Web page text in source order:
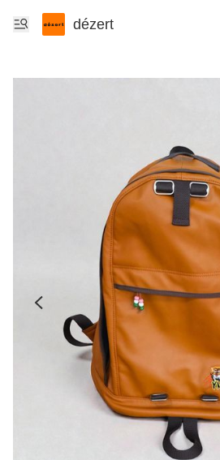
dézert